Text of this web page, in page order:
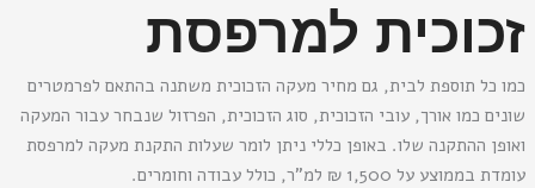
זכוכית למרפסת
כמו כל תוספת לבית, גם מחיר מעקה הזכוכית משתנה בהתאם לפרמטרים
שונים כמו אורך, עובי הזכוכית, סוג הזכוכית, הפרזול שנבחר עבור המעקה
ואופן ההתקנה שלו. באופן כללי ניתן לומר שעלות התקנת מעקה למרפסת
עומדת בממוצע על 1,500 ₪ למ"ר, כולל עבודה וחומרים.